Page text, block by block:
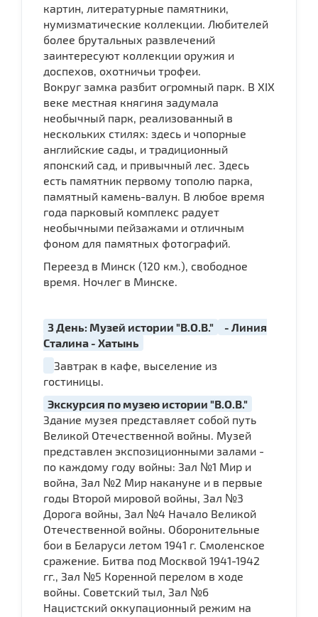
картин, литературные памятники,
нумизматические коллекции. Любителей
более брутальных развлечений
заинтересуют коллекции оружия и
доспехов, охотничьи трофеи.
Вокруг замка разбит огромный парк. В XIX
веке местная княгиня задумала
необычный парк, реализованный в
нескольких стилях: здесь и чопорные
английские сады, и традиционный
японский сад, и привычный лес. Здесь
есть памятник первому тополю парка,
памятный камень-валун. В любое время
года парковый комплекс радует
необычными пейзажами и отличным
фоном для памятных фотографий.
Переезд в Минск (120 км.), свободное
время. Ночлег в Минске.
3 День: Музей истории "В.О.В."
- Линия
Сталина - Хатынь
Завтрак в кафе, выселение из
гостиницы.
Экскурсия по музею истории "В.О.В."
Здание музея представляет собой путь
Великой Отечественной войны. Музей
представлен экспозиционными залами -
по каждому году войны: Зал №1 Мир и
война, Зал №2 Мир накануне и в первые
годы Второй мировой войны, Зал №3
Дорога войны, Зал №4 Начало Великой
Отечественной войны. Оборонительные
бои в Беларуси летом 1941 г. Смоленское
сражение. Битва под Москвой 1941-1942
гг., Зал №5 Коренной перелом в ходе
войны. Советский тыл, Зал №6
Нацистский оккупационный режим на